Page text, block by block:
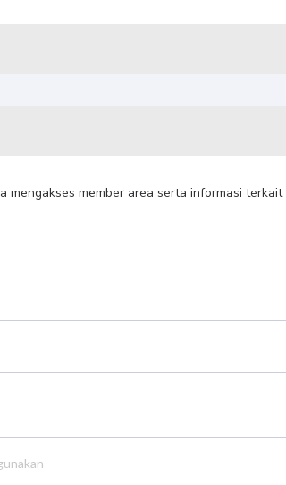
mengakses member area serta informasi terkait